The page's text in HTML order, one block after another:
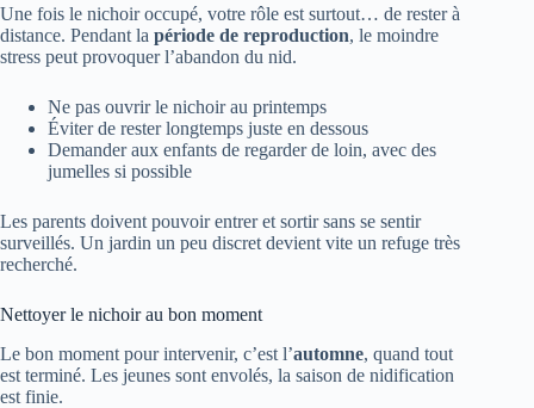
Une fois le nichoir occupé, votre rôle est surtout… de rester à
distance. Pendant la période de reproduction, le moindre
stress peut provoquer l’abandon du nid.
Ne pas ouvrir le nichoir au printemps
Éviter de rester longtemps juste en dessous
Demander aux enfants de regarder de loin, avec des
jumelles si possible
Les parents doivent pouvoir entrer et sortir sans se sentir
surveillés. Un jardin un peu discret devient vite un refuge très
recherché.
Nettoyer le nichoir au bon moment
Le bon moment pour intervenir, c’est l’automne, quand tout
est terminé. Les jeunes sont envolés, la saison de nidification
est finie.